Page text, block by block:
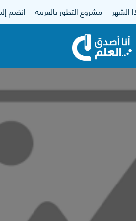
الشهر مشروع التطور بالعربية انضم